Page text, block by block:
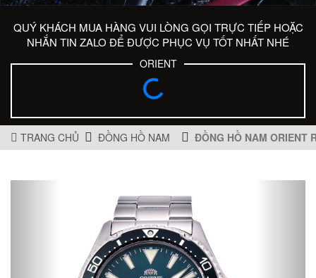
QUÝ KHÁCH MUA HÀNG VUI LÒNG GỌI TRỰC TIẾP HOẶC
NHẮN TIN ZALO ĐỂ ĐƯỢC PHỤC VỤ TỐT NHẤT NHÉ
ORIENT
TRANG CHỦ ĐỒNG HỒ NAM ĐỒNG HỒ NAM ORIENT